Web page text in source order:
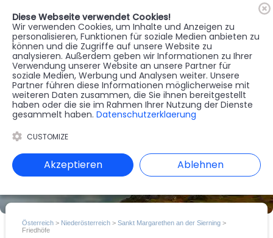
MENU
🇦🇹 Register
Österreich > Niederösterreich > Sankt Margarethen an der Sierning >
Friedhöfe
Diese Webseite verwendet Cookies!
Wir verwenden Cookies, um Inhalte und Anzeigen zu
personalisieren, Funktionen für soziale Medien anbieten zu
können und die Zugriffe auf unsere Website zu
analysieren. Außerdem geben wir Informationen zu Ihrer
Verwendung unserer Website an unsere Partner für
soziale Medien, Werbung und Analysen weiter. Unsere
Partner führen diese Informationen möglicherweise mit
weiteren Daten zusammen, die Sie ihnen bereitgestellt
haben oder die sie im Rahmen Ihrer Nutzung der Dienste
gesammelt haben. Datenschutzerklaerung
CUSTOMIZE
Akzeptieren Ablehnen